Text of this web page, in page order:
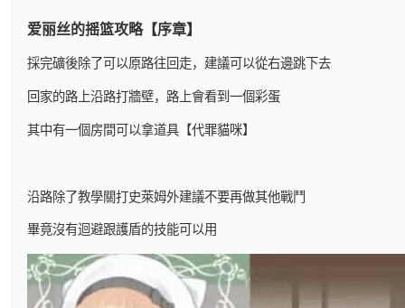
爱丽丝的摇篮攻略【序章】
採完礦後除了可以原路往回走，建議可以從右邊跳下去
回家的路上沿路打牆壁，路上會看到一個彩蛋
其中有一個房間可以拿道具【代罪貓咪】
沿路除了教學關打史萊姆外建議不要再做其他戰鬥
畢竟沒有迴避跟護盾的技能可以用